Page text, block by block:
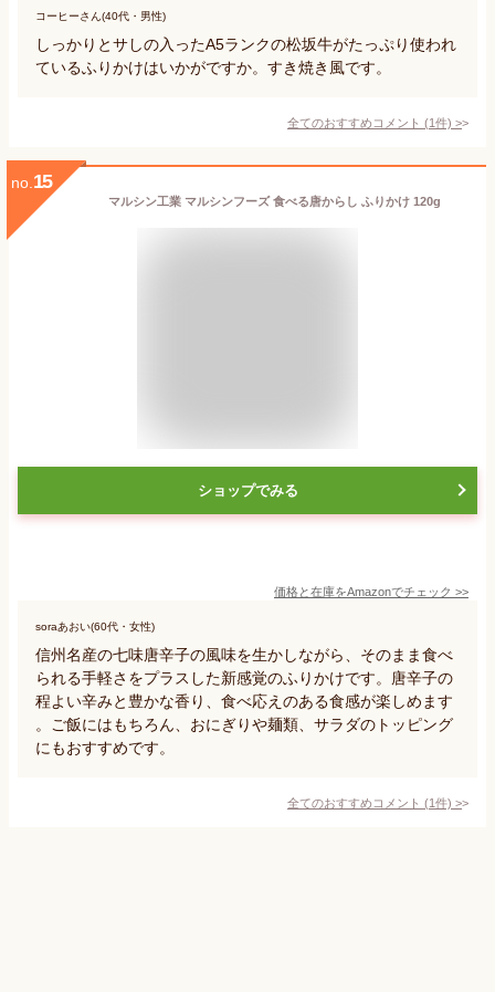
コーヒーさん(40代・男性)
しっかりとサしの入ったA5ランクの松坂牛がたっぷり使われ
ているふりかけはいかがですか。すき焼き風です。
全てのおすすめコメント (1件) >
no. 15
マルシン工業 マルシンフーズ 食べる唐からし ふりかけ 120g
ショップでみる
価格と在庫をAmazonでチェック >>
soraあおい(60代・女性)
信州名産の七味唐辛子の風味を生かしながら、そのまま食べ
られる手軽さをプラスした新感覚のふりかけです。唐辛子の
程よい辛みと豊かな香り、食べ応えのある食感が楽しめます
。ご飯にはもちろん、おにぎりや麺類、サラダのトッピング
にもおすすめです。
全てのおすすめコメント (1件) >